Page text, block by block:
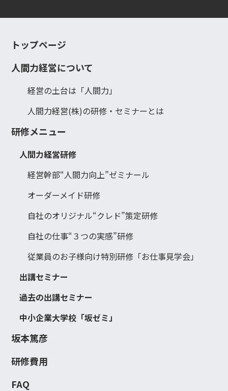
トップページ
人間力経営について
経営の土台は「人間力」
人間力経営(株)の研修・セミナーとは
研修メニュー
人間力経営研修
経営幹部“人間力向上”ゼミナール
オーダーメイド研修
自社のオリジナル“クレド”策定研修
自社の仕事“３つの実感”研修
従業員のお子様向け特別研修「お仕事見学会」
出講セミナー
過去の出講セミナー
中小企業大学校「坂ゼミ」
坂本篤彦
研修費用
FAQ